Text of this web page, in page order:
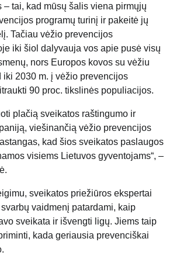
– tai, kad mūsų šalis viena pirmųjų
programų turinį ir pakeitė jų
Tačiau vėžio prevencijos
iki šiol dalyvauja vos apie pusė visų
nors Europos kovos su vėžiu
iki 2030 m. į vėžio prevencijos
90 proc. tikslinės populiacijos.
plačią sveikatos raštingumo ir
viešinančią vėžio prevencijos
kad šios sveikatos paslaugos
visiems Lietuvos gyventojams“, –
sveikatos priežiūros ekspertai
vaidmenį patardami, kaip
sveikata ir išvengti ligų. Jiems taip
kada geriausia prevenciškai